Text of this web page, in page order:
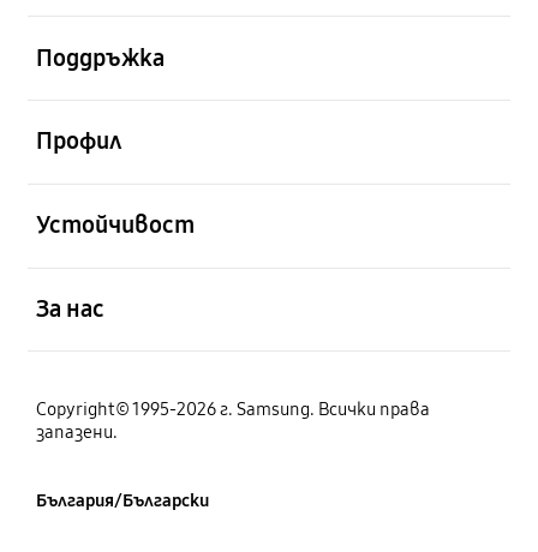
Поддръжка
Профил
Устойчивост
За нас
Copyright© 1995-2026 г. Samsung. Всички права
запазени.
България/Български